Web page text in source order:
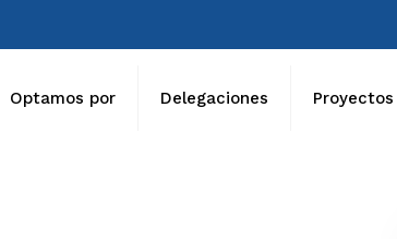
Optamos por Delegaciones Proyectos